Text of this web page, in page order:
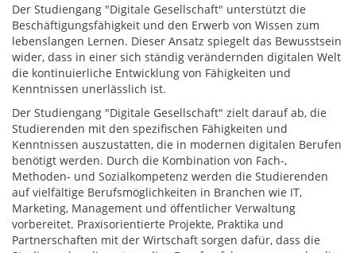
Der Studiengang "Digitale Gesellschaft" unterstützt die
Beschäftigungsfähigkeit und den Erwerb von Wissen zum
lebenslangen Lernen. Dieser Ansatz spiegelt das Bewusstsein
wider, dass in einer sich ständig verändernden digitalen Welt
die kontinuierliche Entwicklung von Fähigkeiten und
Kenntnissen unerlässlich ist.
Der Studiengang "Digitale Gesellschaft" zielt darauf ab, die
Studierenden mit den spezifischen Fähigkeiten und
Kenntnissen auszustatten, die in modernen digitalen Berufen
benötigt werden. Durch die Kombination von Fach-,
Methoden- und Sozialkompetenz werden die Studierenden
auf vielfältige Berufsmöglichkeiten in Branchen wie IT,
Marketing, Management und öffentlicher Verwaltung
vorbereitet. Praxisorientierte Projekte, Praktika und
Partnerschaften mit der Wirtschaft sorgen dafür, dass die